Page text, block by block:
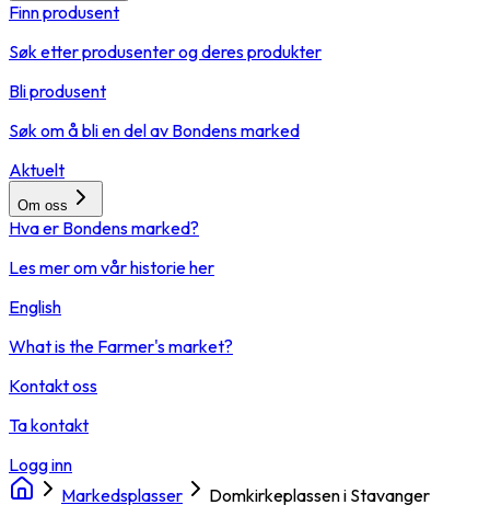
Finn produsent
Søk etter produsenter og deres produkter
Bli produsent
Søk om å bli en del av Bondens marked
Aktuelt
Om oss
Hva er Bondens marked?
Les mer om vår historie her
English
What is the Farmer's market?
Kontakt oss
Ta kontakt
Logg inn
Markedsplasser
Domkirkeplassen i Stavanger